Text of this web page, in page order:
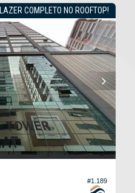
LAZER COMPLETO NO ROOFTOP!
#1.189